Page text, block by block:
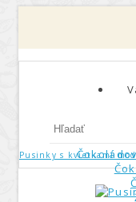
Pusinky s kvietkami